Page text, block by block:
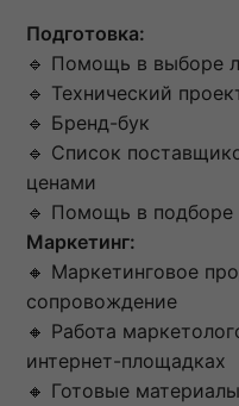
Подготовка:
🔹 Помощь в выборе
🔹 Технический
🔹 Бренд-бук
🔹 Список
ценами
🔹 Помощь в подборе
Маркетинг:
🔸 Маркетинговое
сопровождение
🔸 Работа
интернет-площадках
🔸 Готовые